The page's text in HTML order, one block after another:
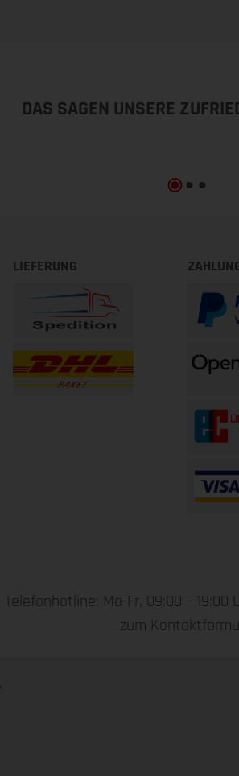
DAS SAGEN UNSERE
LIEFERUNG
Telefonhotline: Mo-Fr, 09:00 – 19:00
zum